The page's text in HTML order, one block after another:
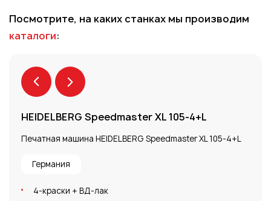
Посмотрите, на каких станках мы производим
каталоги:
HEIDELBERG Speedmaster XL 105-4+L
Печатная машина HEIDELBERG Speedmaster XL 105-4+L
Германия
4-краски + ВД-лак